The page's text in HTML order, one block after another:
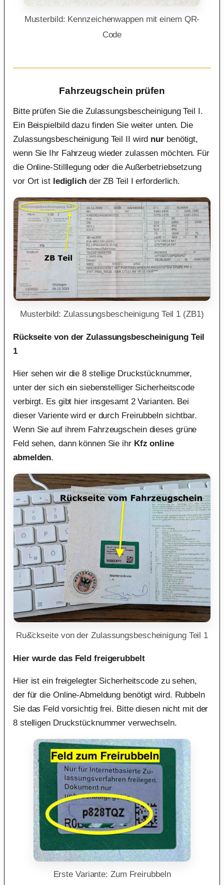
Musterbild: Kennzeichenwappen mit einem QR-
Code
Fahrzeugschein prüfen
Bitte prüfen Sie die Zulassungsbescheinigung Teil I.
Ein Beispielbild dazu finden Sie weiter unten. Die
Zulassungsbescheinigung Teil II wird nur benötigt,
wenn Sie Ihr Fahrzeug wieder zulassen möchten. Für
die Online-Stilllegung oder die Außerbetriebsetzung
vor Ort ist lediglichder ZB Teil I erforderlich.
Musterbild: Zulassungsbescheinigung Teil 1 (ZB1)
Rückseite von der Zulassungsbescheinigung Teil
1
Hier sehen wir die 8 stellige Druckstücknummer,
unter der sich ein siebenstelliger Sicherheitscode
verbirgt. Es gibt hier insgesamt 2 Varianten. Bei
dieser Variente wird er durch Freirubbeln sichtbar.
Wenn Sie auf ihrem Fahrzeugschein dieses grüne
Feld sehen, dann können Sie ihr Kfz online
abmelden.
Ru&̈ckseite von der Zulassungsbescheinigung Teil 1
Hier wurde das Feld freigerubbelt
Hier ist ein freigelegter Sicherheitscode zu sehen,
der für die Online-Abmeldung benötigt wird. Rubbeln
Sie das Feld vorsichtig frei. Bitte diesen nicht mit der
8 stelligen Druckstücknummer verwechseln.
Erste Variante: Zum Freirubbeln